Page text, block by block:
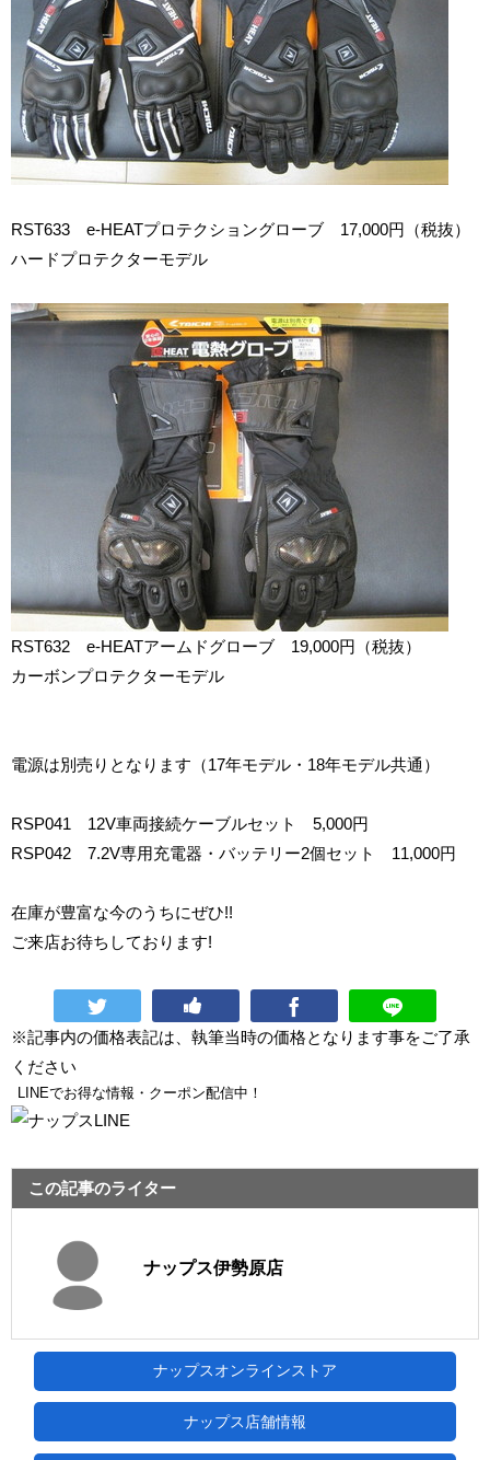
RST633 e-HEATプロテクショングローブ 17,000円（税抜）
ハードプロテクターモデル
RST632 e-HEATアームドグローブ 19,000円（税抜）
カーボンプロテクターモデル
電源は別売りとなります（17年モデル・18年モデル共通）
RSP041 12V車両接続ケーブルセット 5,000円
RSP042 7.2V専用充電器・バッテリー2個セット 11,000円
在庫が豊富な今のうちにぜひ!!
ご来店お待ちしております!
※記事内の価格表記は、執筆当時の価格となります事をご了承
ください
LINEでお得な情報・クーポン配信中！
この記事のライター
ナップス伊勢原店
ナップスオンラインストア
ナップス店舗情報